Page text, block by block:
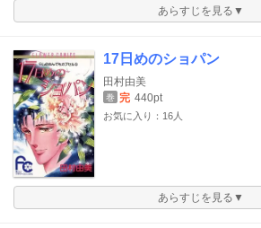
あらすじを見る▼
17日めのショパン
田村由美
巻 完 440pt
お気に入り：16人
あらすじを見る▼